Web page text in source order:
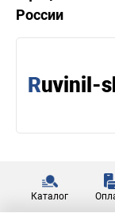
России
Каталог